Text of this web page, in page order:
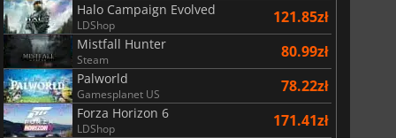
156.33zł 175.00
Halo Campaign Evolved
LDShop 121.85zł
Mistfall Hunter
Steam 80.99zł
Palworld
Gamesplanet US 78.22zł
Forza Horizon 6
LDShop 171.41zł